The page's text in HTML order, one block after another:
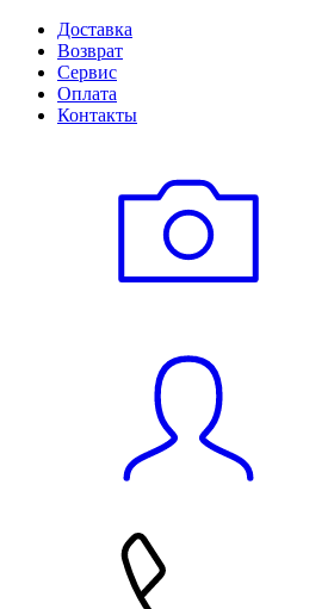
Доставка
Возврат
Сервис
Оплата
Контакты